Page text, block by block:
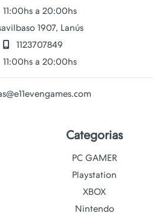
11:00hs a 20:00hs
1907, Lanús
1123707849
11:00hs a 20:00hs
Categorias
PC GAMER
Playstation
XBOX
Nintendo